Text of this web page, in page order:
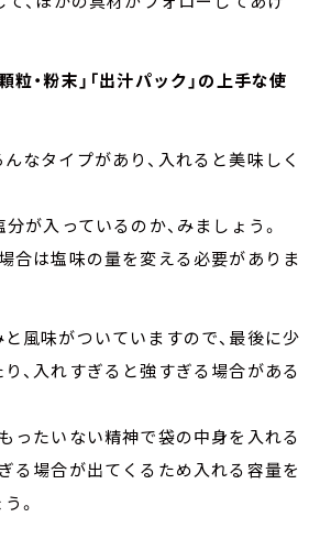
粒・粉末」「出汁パック」の上手な使
なタイプがあり、入れると美味しく
分が入っているのか、みましょう。
合は塩味の量を変える必要がありま
風味がついていますので、最後に少
、入れすぎると強すぎる場合がある
ったいない精神で袋の中身を入れる
る場合が出てくるため入れる容量を
。